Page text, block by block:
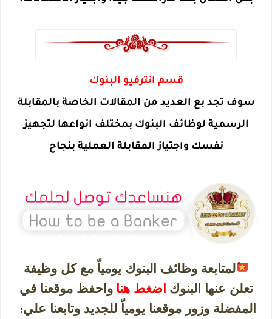
قسم انترفيو البنوك
سوف تجد بع العديد من المقالات الخاصة بالمقابلة
الرسمية لوظائف البنوك بمختلف انواعها لتجهيز
نفسك واجتياز المقابلة العملية بنجاح
لمتابعة وظائف البنوك يومياّ مع كل وظيفة
تعلن عنها البنوك اضغط هنا واحفظ موقعنا في
المفضلة وزور موقعنا يومياّ للجديد وتابعنا علي: